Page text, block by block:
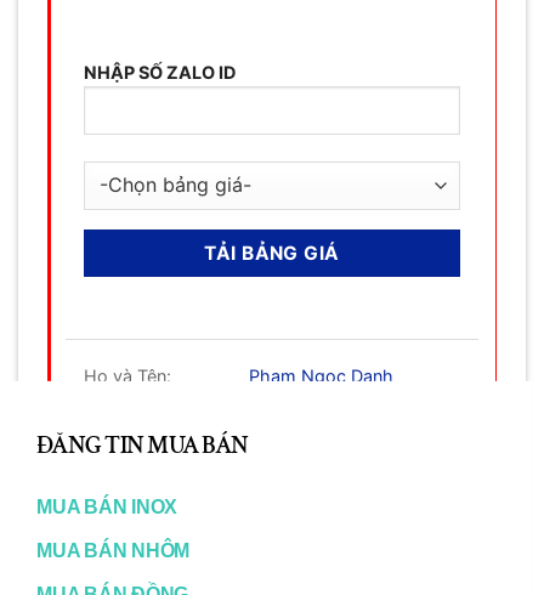
NHẬP SỐ ZALO ID
Họ và Tên:
Phạm Ngọc Danh
Email:
Web:
ĐĂNG TIN MUA BÁN
MUA BÁN INOX
MUA BÁN NHÔM